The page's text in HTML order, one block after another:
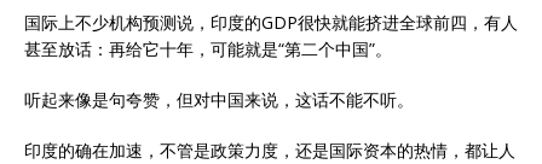
国际上不少机构预测说，印度的GDP很快就能挤进全球前四，有人
甚至放话：再给它十年，可能就是“第二个中国”。
听起来像是句夸赞，但对中国来说，这话不能不听。
印度的确在加速，不管是政策力度，还是国际资本的热情，都让人